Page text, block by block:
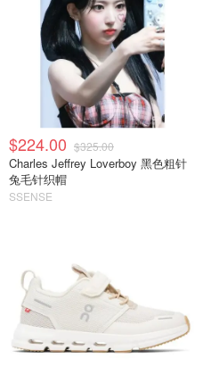
$224.00 $325.00
Charles Jeffrey Loverboy 黑色粗针
兔毛针织帽
SSENSE